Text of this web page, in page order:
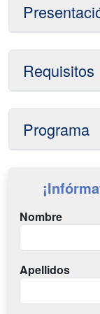
Requisitos
Programa
Nombre
Apellidos